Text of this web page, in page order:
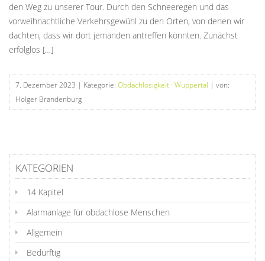
den Weg zu unserer Tour. Durch den Schneeregen und das
vorweihnachtliche Verkehrsgewühl zu den Orten, von denen wir
dachten, dass wir dort jemanden antreffen könnten. Zunächst
erfolglos […]
7. Dezember 2023 | Kategorie: Obdachlosigkeit · Wuppertal | von:
Holger Brandenburg
KATEGORIEN
14 Kapitel
Alarmanlage für obdachlose Menschen
Allgemein
Bedürftig